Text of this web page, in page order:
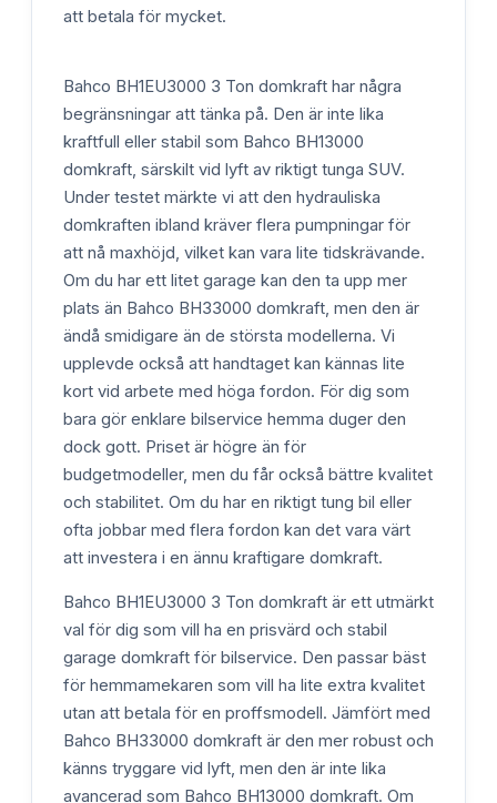
att betala för mycket.
Bahco BH1EU3000 3 Ton domkraft har några
begränsningar att tänka på. Den är inte lika
kraftfull eller stabil som Bahco BH13000
domkraft, särskilt vid lyft av riktigt tunga SUV.
Under testet märkte vi att den hydrauliska
domkraften ibland kräver flera pumpningar för
att nå maxhöjd, vilket kan vara lite tidskrävande.
Om du har ett litet garage kan den ta upp mer
plats än Bahco BH33000 domkraft, men den är
ändå smidigare än de största modellerna. Vi
upplevde också att handtaget kan kännas lite
kort vid arbete med höga fordon. För dig som
bara gör enklare bilservice hemma duger den
dock gott. Priset är högre än för
budgetmodeller, men du får också bättre kvalitet
och stabilitet. Om du har en riktigt tung bil eller
ofta jobbar med flera fordon kan det vara värt
att investera i en ännu kraftigare domkraft.
Bahco BH1EU3000 3 Ton domkraft är ett utmärkt
val för dig som vill ha en prisvärd och stabil
garage domkraft för bilservice. Den passar bäst
för hemmamekaren som vill ha lite extra kvalitet
utan att betala för en proffsmodell. Jämfört med
Bahco BH33000 domkraft är den mer robust och
känns tryggare vid lyft, men den är inte lika
avancerad som Bahco BH13000 domkraft. Om